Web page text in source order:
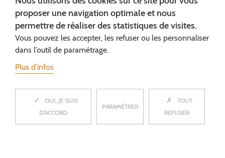
Conseil départemental de l'Aisne
proposer une navigation optimale et nous
permettre de réaliser des statistiques de visites.
Vous pouvez les accepter, les refuser ou les personnaliser
dans l’outil de paramétrage.
Plus d'infos
✓
OUI, JE SUIS
D'ACCORD
PARAMÈTRER
✗
TOUT
REFUSER
MASQUER